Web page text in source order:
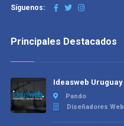
Síguenos:
Principales Destacados
Ideasweb Uruguay
Pando
Diseñadores Web